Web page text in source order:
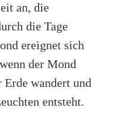
an, die
die Tage
ereignet sich
der Mond
Erde wandert und
entsteht.